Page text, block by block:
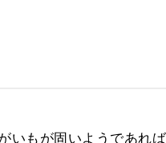
いもが固いようであれ